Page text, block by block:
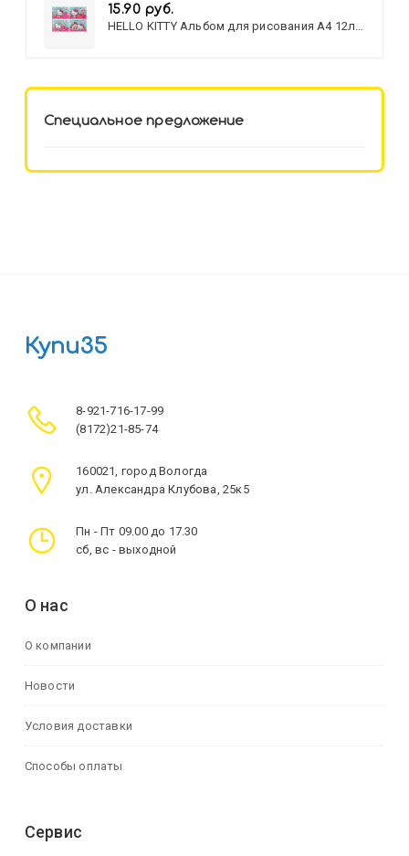
15.90 руб.
HELLO KITTY Альбом для рисования А4 12л.
Специальное предложение
Купи35
8-921-716-17-99
(8172)21-85-74
160021, город Вологда
ул. Александра Клубова, 25к5
Пн - Пт 09.00 до 17.30
сб, вс - выходной
О нас
О компании
Новости
Условия доставки
Способы оплаты
Сервис